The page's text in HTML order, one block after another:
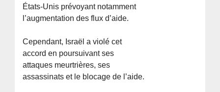
États-Unis prévoyant notamment
l’augmentation des flux d’aide.
Cependant, Israël a violé cet
accord en poursuivant ses
attaques meurtrières, ses
assassinats et le blocage de l’aide.